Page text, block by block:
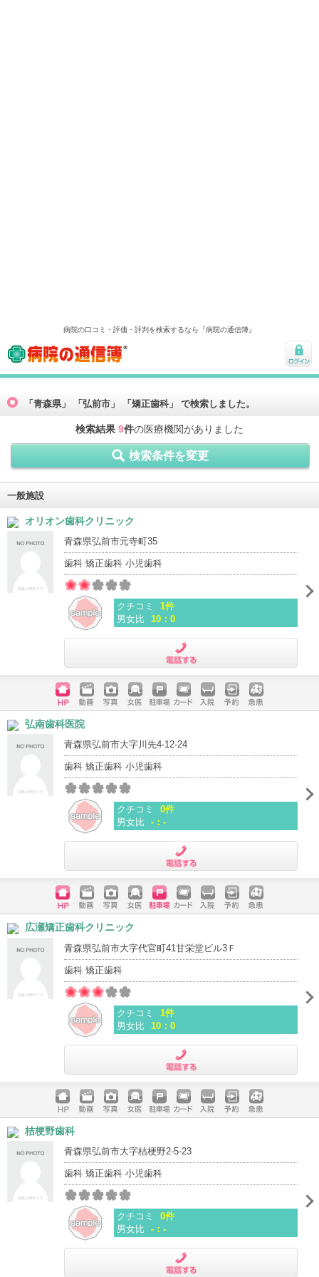
病院の口コミ・評価・評判を検索するなら『病院の通信簿』
病院の通信簿
ログ
「青森県」 「弘前市」 「矯正歯科」 で検索しました。
検索結果 9件の医療機関がありました
検索条件を変更
一般施設
オリオン歯科クリニック
青森県弘前市元寺町35
歯科 矯正歯科 小児歯科
クチコミ
1件
男女比 10：0
ホームペ
ージ
動画 写真 女医 駐車場
クレジッ
入院 予約 急患
弘南歯科医院
青森県弘前市大字川先4-12-24
歯科 矯正歯科 小児歯科
クチコミ
0件
男女比 -：-
ホームペ
ージ
動画 写真 女医 駐車場
クレジッ
入院 予約 急患
広瀬矯正歯科クリニック
青森県弘前市大字代官町41甘栄堂ビル3Ｆ
歯科 矯正歯科
クチコミ
1件
男女比
10：0
ホームペ
ージ
動画 写真 女医 駐車場
クレジッ
入院 予約 急患
桔梗野歯科
青森県弘前市大字桔梗野2-5-23
歯科 矯正歯科 小児歯科
クチコミ
0件
男女比 -：-